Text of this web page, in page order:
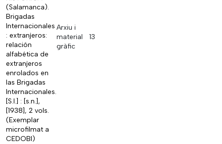
(Salamanca).
Brigadas
Internacionales
: extranjeros:
relación
alfabética de
extranjeros
enrolados en
las Brigadas
Internacionales.
[S.l.] : [s.n.],
[1938], 2 vols.
(Exemplar
microfilmat a
CEDOBI)
Arxiu i
material
gràfic
13